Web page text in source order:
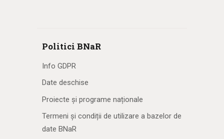
Politici BNaR
Info GDPR
Date deschise
Proiecte și programe naționale
Termeni și condiții de utilizare a bazelor de
date BNaR